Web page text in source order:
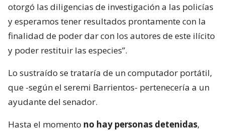
otorgó las diligencias de investigación a las policías
y esperamos tener resultados prontamente con la
finalidad de poder dar con los autores de este ilícito
y poder restituir las especies”.
Lo sustraído se trataría de un computador portátil,
que -según el seremi Barrientos- pertenecería a un
ayudante del senador.
Hasta el momento no hay personas detenidas,